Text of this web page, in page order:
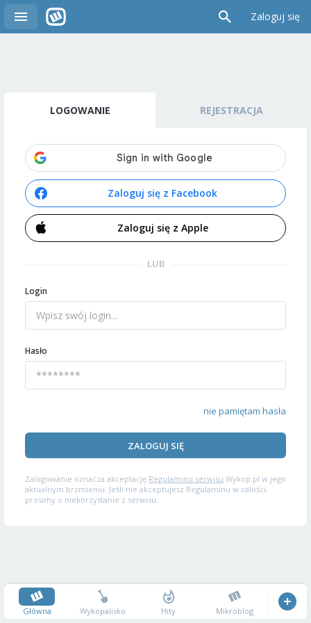
Zaloguj się
LOGOWANIE REJESTRACJA
Zaloguj się z Facebook
Zaloguj się z Apple
LUB
Login
Hasło
nie pamiętam hasła
ZALOGUJ SIĘ
Zalogowanie oznacza akceptację Regulaminu serwisu Wykop.pl w jego
aktualnym brzmieniu. Jeśli nie akceptujesz Regulaminu w całości,
prosimy o niekorzystanie z serwisu.
Główna Wykopalisko Hity Mikroblog